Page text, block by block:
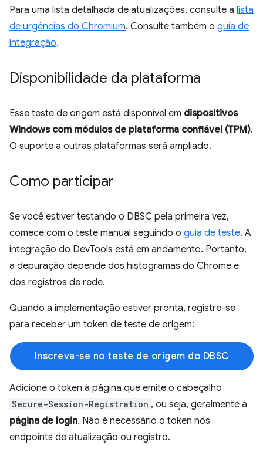
Para uma lista detalhada de atualizações, consulte a lista
de urgências do Chromium. Consulte também o guia de
integração.
Disponibilidade da plataforma
Esse teste de origem está disponível em dispositivos
Windows com módulos de plataforma confiável (TPM).
O suporte a outras plataformas será ampliado.
Como participar
Se você estiver testando o DBSC pela primeira vez,
comece com o teste manual seguindo o guia de teste. A
integração do DevTools está em andamento. Portanto,
a depuração depende dos histogramas do Chrome e
dos registros de rede.
Quando a implementação estiver pronta, registre-se
para receber um token de teste de origem:
Inscreva-se no teste de origem do DBSC
Adicione o token à página que emite o cabeçalho
Secure-Session-Registration , ou seja, geralmente a
página de login. Não é necessário o token nos
endpoints de atualização ou registro.